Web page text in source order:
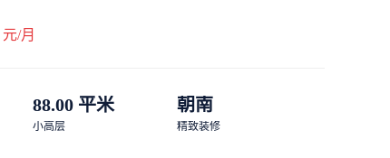
元/月
88.00 平米
小高层
朝南
精致装修